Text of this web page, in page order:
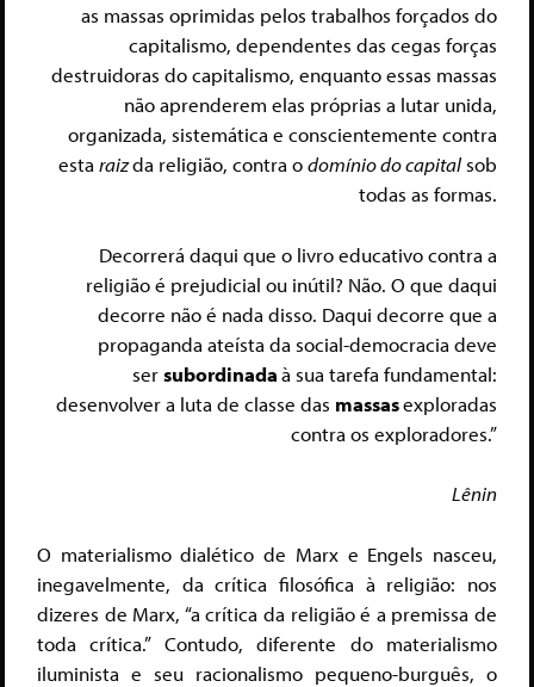
as massas oprimidas pelos trabalhos forçados do
capitalismo, dependentes das cegas forças
destruidoras do capitalismo, enquanto essas massas
não aprenderem elas próprias a lutar unida,
organizada, sistemática e conscientemente contra
estaraizda religião, contra odomínio do capitalsob
todas as formas.
Decorrerá daqui que o livro educativo contra a
religião é prejudicial ou inútil? Não. O que daqui
decorre não é nada disso. Daqui decorre que a
propaganda ateísta da social-democracia deve
sersubordinadaà sua tarefa fundamental:
desenvolver a luta de classe das massasexploradas
contra os exploradores.”
Lênin
O materialismo dialético de Marx e Engels nasceu,
inegavelmente, da crítica filosófica à religião: nos
dizeres de Marx, “a crítica da religião é a premissa de
toda crítica.” Contudo, diferente do materialismo
iluminista e seu racionalismo pequeno-burguês, o